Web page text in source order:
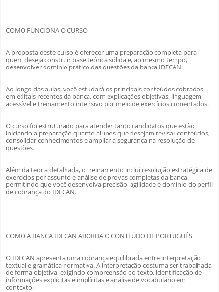
COMO FUNCIONA O CURSO
A proposta deste curso é oferecer uma preparação completa para
quem deseja construir base teórica sólida e, ao mesmo tempo,
desenvolver domínio prático das questões da banca IDECAN.
Ao longo das aulas, você estudará os principais conteúdos cobrados
em editais recentes da banca, com explicações objetivas, linguagem
acessível e treinamento intensivo por meio de exercícios comentados.
O curso foi estruturado para atender tanto candidatos que estão
iniciando a preparação quanto alunos que desejam revisar conteúdos,
consolidar conhecimentos e ampliar a segurança na resolução de
questões.
Além da teoria detalhada, o treinamento inclui resolução estratégica de
exercícios por assunto e análise de provas completas da banca,
permitindo que você desenvolva precisão, agilidade e domínio do perfil
de cobrança do IDECAN.
COMO A BANCA IDECAN ABORDA O CONTEÚDO DE PORTUGUÊS
O IDECAN apresenta uma cobrança equilibrada entre interpretação
textual e gramática normativa. A interpretação costuma ser trabalhada
de forma objetiva, exigindo compreensão do texto, identificação de
informações explícitas e implícitas e análise de vocabulário em
contexto.